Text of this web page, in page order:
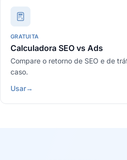
GRATUITA
Calculadora SEO vs Ads
Compare o retorno de SEO e de
caso.
Usar→